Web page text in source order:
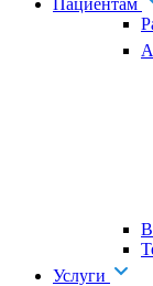
Пациентам
Услуги